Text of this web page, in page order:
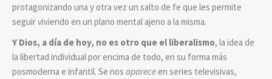
protagonizando una y otra vez un salto de fe que les permite
seguir viviendo en un plano mental ajeno a la misma.
Y Dios, a día de hoy, no es otro que el liberalismo, la idea de
la libertad individual por encima de todo, en su forma más
posmoderna e infantil. Se nos apareceen series televisivas,